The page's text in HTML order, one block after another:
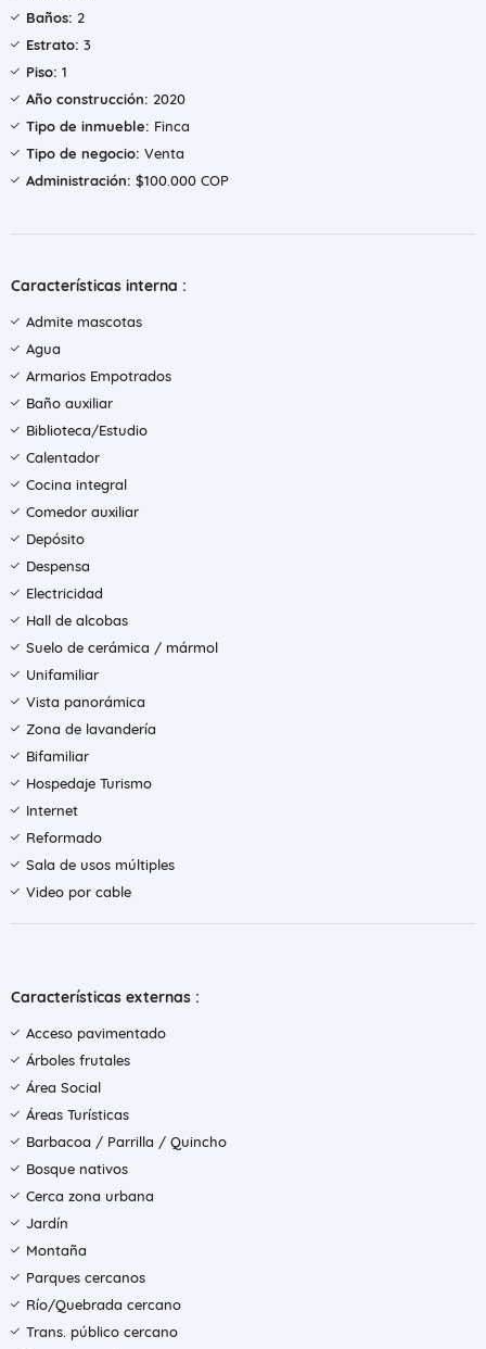
Baños: 2
Estrato: 3
Piso: 1
Año construcción: 2020
Tipo de inmueble: Finca
Tipo de negocio: Venta
Administración: $100.000 COP
Características interna :
Admite mascotas
Agua
Armarios Empotrados
Baño auxiliar
Biblioteca/Estudio
Calentador
Cocina integral
Comedor auxiliar
Depósito
Despensa
Electricidad
Hall de alcobas
Suelo de cerámica / mármol
Unifamiliar
Vista panorámica
Zona de lavandería
Bifamiliar
Hospedaje Turismo
Internet
Reformado
Sala de usos múltiples
Video por cable
Características externas :
Acceso pavimentado
Árboles frutales
Área Social
Áreas Turísticas
Barbacoa / Parrilla / Quincho
Bosque nativos
Cerca zona urbana
Jardín
Montaña
Parques cercanos
Río/Quebrada cercano
Trans. público cercano